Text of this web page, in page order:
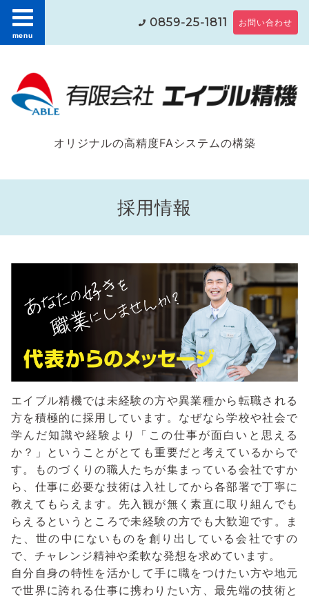
menu
0859-25-1811 お問い合わせ
オリジナルの高精度FAシステムの構築
採用情報
エイブル精機では未経験の方や異業種から転職される
方を積極的に採用しています。なぜなら学校や社会で
学んだ知識や経験より「この仕事が面白いと思える
か？」ということがとても重要だと考えているからで
す。ものづくりの職人たちが集まっている会社ですか
ら、仕事に必要な技術は入社してから各部署で丁寧に
教えてもらえます。先入観が無く素直に取り組んでも
らえるというところで未経験の方でも大歓迎です。ま
た、世の中にないものを創り出している会社ですの
で、チャレンジ精神や柔軟な発想を求めています。
自分自身の特性を活かして手に職をつけたい方や地元
で世界に誇れる仕事に携わりたい方、最先端の技術と